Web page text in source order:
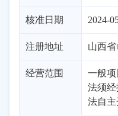
核准日期 2024-
注册地址 山西
经营范围
一般
法须
法自主